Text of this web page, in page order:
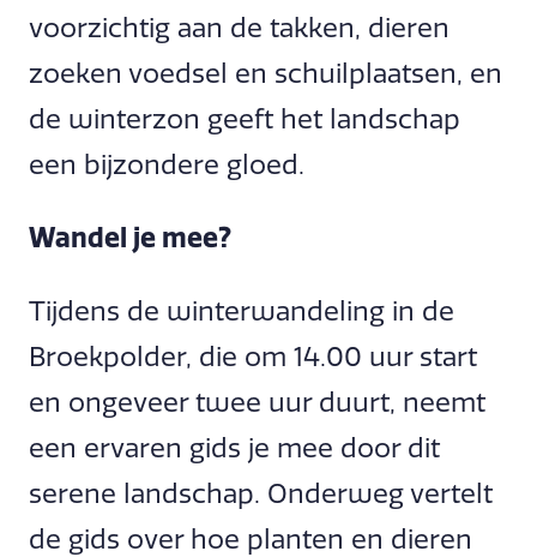
voorzichtig aan de takken, dieren
zoeken voedsel en schuilplaatsen, en
de winterzon geeft het landschap
een bijzondere gloed.
Wandel je mee?
Tijdens de winterwandeling in de
Broekpolder, die om 14.00 uur start
en ongeveer twee uur duurt, neemt
een ervaren gids je mee door dit
serene landschap. Onderweg vertelt
de gids over hoe planten en dieren